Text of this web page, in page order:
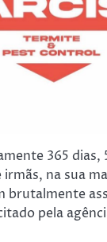
365
irmãs, na sua
brutalmente
pela